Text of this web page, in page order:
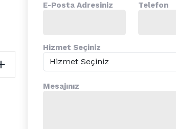
E-Posta Adresiniz Telefon
Hizmet Seçiniz
Mesajınız